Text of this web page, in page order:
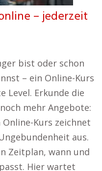
– jederzeit
bist oder schon
– ein Online-Kurs
Level. Erkunde die
mehr Angebote:
Online-Kurs zeichnet
aus.
Zeitplan, wann und
Hier wartet